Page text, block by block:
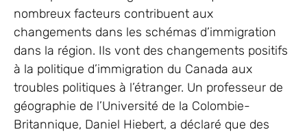
nombreux facteurs contribuent aux
changements dans les schémas d’immigration
dans la région. Ils vont des changements positifs
à la politique d’immigration du Canada aux
troubles politiques à l’étranger. Un professeur de
géographie de l’Université de la Colombie-
Britannique, Daniel Hiebert, a déclaré que des